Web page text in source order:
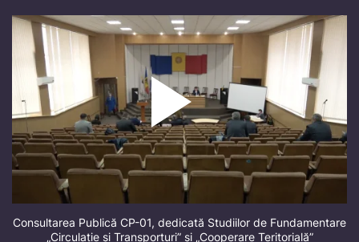
Consultarea Publică CP-01, dedicată Studiilor de Fundamentare
„Circulație și Transporturi” și „Cooperare Teritorială”